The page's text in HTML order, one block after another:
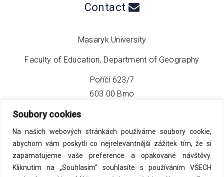
Soubory cookies
Na našich webových stránkách používáme soubory cookie,
abychom vám poskytli co nejrelevantnější zážitek tím, že si
zapamatujeme vaše preference a opakované návštěvy.
Kliknutím na „Souhlasím“ souhlasíte s používáním VŠECH
Contact
Masaryk University
Faculty of Education, Department of Geography
Poříčí 623/7
603 00 Brno
phone:
email:info@geo4tea.com